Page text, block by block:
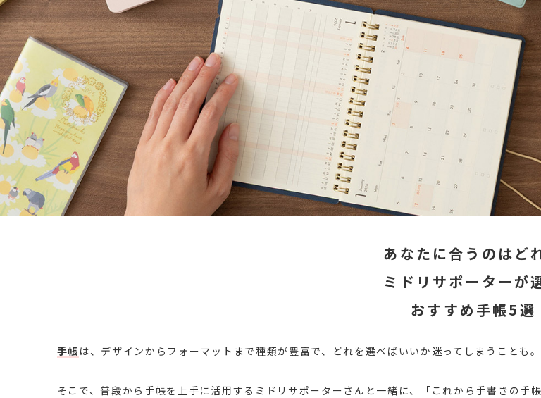
あなたに合うのはど
ミドリサポーターが
おすすめ手帳5選
手帳 は、デザインからフォーマットまで種類が豊富で、 どれを選べばいいか迷ってしまうことも。
そこで、普段から手帳を上手に活用するミドリサポーターさんと一緒に、 「これから手書きの手